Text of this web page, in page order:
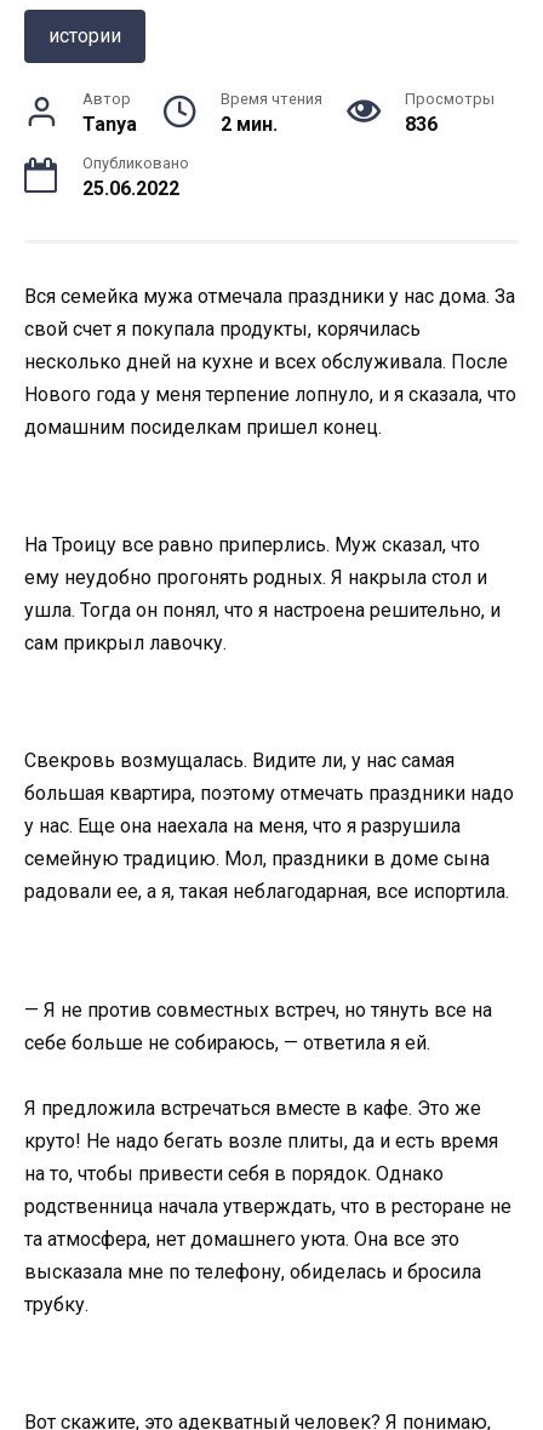
истории
Автор
Tanya
Время чтения
2 мин.
Просмотры
836
Опубликовано
25.06.2022
Вся семейка мужа отмечала праздники у нас дома. За
свой счет я покупала продукты, корячилась
несколько дней на кухне и всех обслуживала. После
Нового года у меня терпение лопнуло, и я сказала, что
домашним посиделкам пришел конец.
На Троицу все равно приперлись. Муж сказал, что
ему неудобно прогонять родных. Я накрыла стол и
ушла. Тогда он понял, что я настроена решительно, и
сам прикрыл лавочку.
Свекровь возмущалась. Видите ли, у нас самая
большая квартира, поэтому отмечать праздники надо
у нас. Еще она наехала на меня, что я разрушила
семейную традицию. Мол, праздники в доме сына
радовали ее, а я, такая неблагодарная, все испортила.
— Я не против совместных встреч, но тянуть все на
себе больше не собираюсь, — ответила я ей.
Я предложила встречаться вместе в кафе. Это же
круто! Не надо бегать возле плиты, да и есть время
на то, чтобы привести себя в порядок. Однако
родственница начала утверждать, что в ресторане не
та атмосфера, нет домашнего уюта. Она все это
высказала мне по телефону, обиделась и бросила
трубку.
Вот скажите, это адекватный человек? Я понимаю,